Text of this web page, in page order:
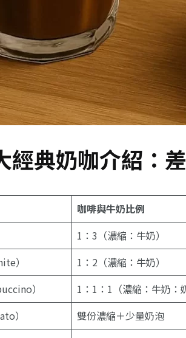
經典奶咖介紹：
咖啡與牛奶比例
1：3（濃縮：牛奶）
）
1：2（濃縮：牛奶）
）
1：1：1（濃縮：牛奶：
）
雙份濃縮＋少量奶泡